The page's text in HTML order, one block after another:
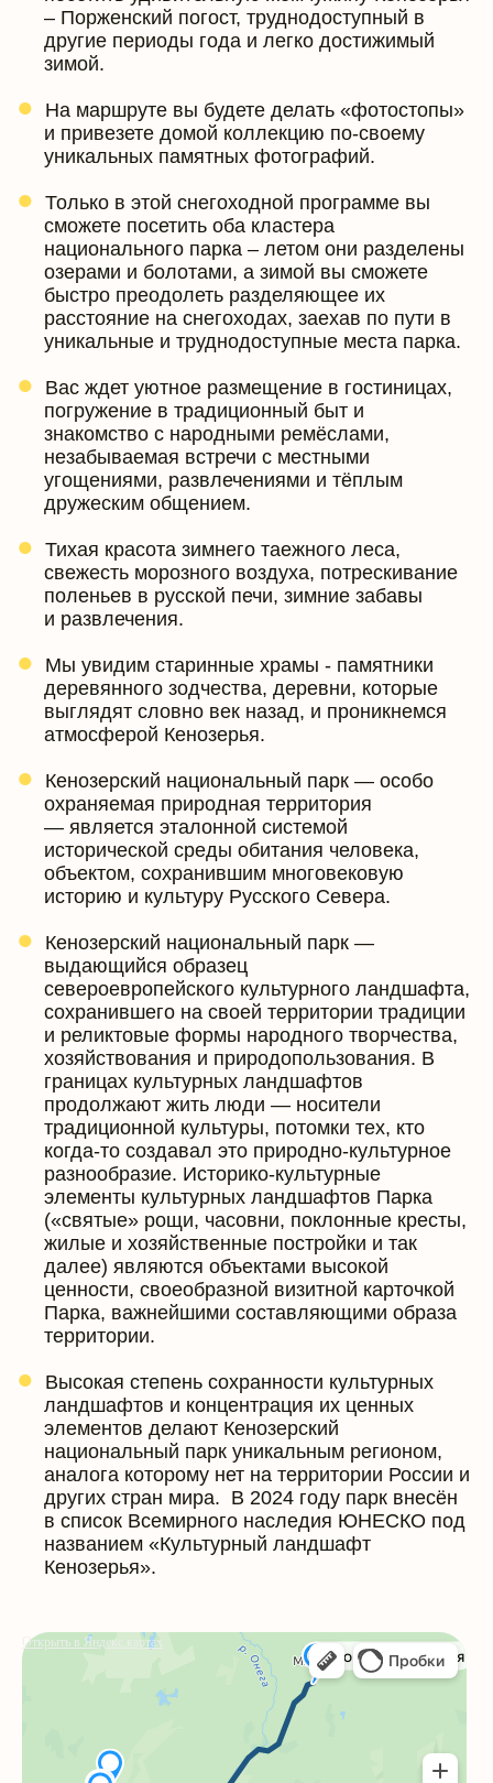
– Порженский погост, труднодоступный в
другие периоды года и легко достижимый
зимой.
На маршруте вы будете делать «фотостопы»
и привезете домой коллекцию по-своему
уникальных памятных фотографий.
Только в этой снегоходной программе вы
сможете посетить оба кластера
национального парка – летом они разделены
озерами и болотами, а зимой вы сможете
быстро преодолеть разделяющее их
расстояние на снегоходах, заехав по пути в
уникальные и труднодоступные места парка.
Вас ждет уютное размещение в гостиницах,
погружение в традиционный быт и
знакомство с народными ремёслами,
незабываемая встречи с местными
угощениями, развлечениями и тёплым
дружеским общением.
Тихая красота зимнего таежного леса,
свежесть морозного воздуха, потрескивание
поленьев в русской печи, зимние забавы
и развлечения.
Мы увидим старинные храмы - памятники
деревянного зодчества, деревни, которые
выглядят словно век назад, и проникнемся
атмосферой Кенозерья.
Кенозерский национальный парк — особо
охраняемая природная территория
— является эталонной системой
исторической среды обитания человека,
объектом, сохранившим многовековую
историю и культуру Русского Севера.
Кенозерский национальный парк —
выдающийся образец
североевропейского культурного ландшафта,
сохранившего на своей территории традиции
и реликтовые формы народного творчества,
хозяйствования и природопользования. В
границах культурных ландшафтов
продолжают жить люди — носители
традиционной культуры, потомки тех, кто
когда-то создавал это природно-культурное
разнообразие. Историко-культурные
элементы культурных ландшафтов Парка
(«святые» рощи, часовни, поклонные кресты,
жилые и хозяйственные постройки и так
далее) являются объектами высокой
ценности, своеобразной визитной карточкой
Парка, важнейшими составляющими образа
территории.
Высокая степень сохранности культурных
ландшафтов и концентрация их ценных
элементов делают Кенозерский
национальный парк уникальным регионом,
аналога которому нет на территории России и
других стран мира. В 2024 году парк внесён
в список Всемирного наследия ЮНЕСКО под
названием «Культурный ландшафт
Кенозерья».
Открыть в Яндекс.картах